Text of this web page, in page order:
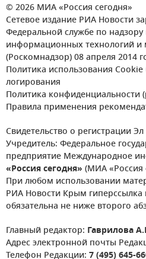
© 2026 МИА «Россия сегодня»
Сетевое издание РИА Новости
Федеральной службе по надзору
информационных технологий
(Роскомнадзор) 08 апреля 2014
Политика использования
логирования
Политика конфиденциальности
Правила применения
Свидетельство о регистрации
Учредитель: Федеральное
предприятие Международное
«Россия сегодня» (МИА «Россия
При любом использовании
РИА Новости Крым
обязательна не ниже второго
Главный редактор: Гаврилова
Адрес электронной почты
Телефон Редакции: 7 (495) 645-